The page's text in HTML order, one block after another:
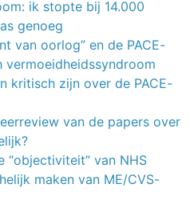
ik stopte bij 14.000
genoeg
van oorlog” en de PACE-
vermoeidheidssyndroom
kritisch zijn over de PACE-
van de papers over
“objectiviteit” van NHS
maken van ME/CVS-